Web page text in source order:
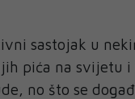
sastojak u
pića na svijetu i
no što se